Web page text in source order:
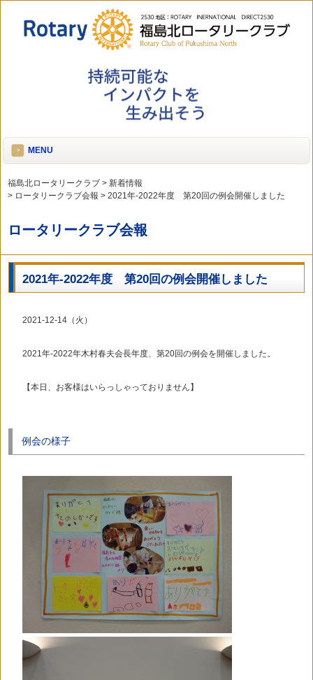
MENU
福島北ロータリークラブ > 新着情報
> ロータリークラブ会報 > 2021年-2022年度 第20回の例会開催しました
ロータリークラブ会報
2021年-2022年度 第20回の例会開催しました
2021-12-14（火）
2021年-2022年木村春夫会長年度、第20回の例会を開催しました。
【本日、お客様はいらっしゃっておりません】
例会の様子